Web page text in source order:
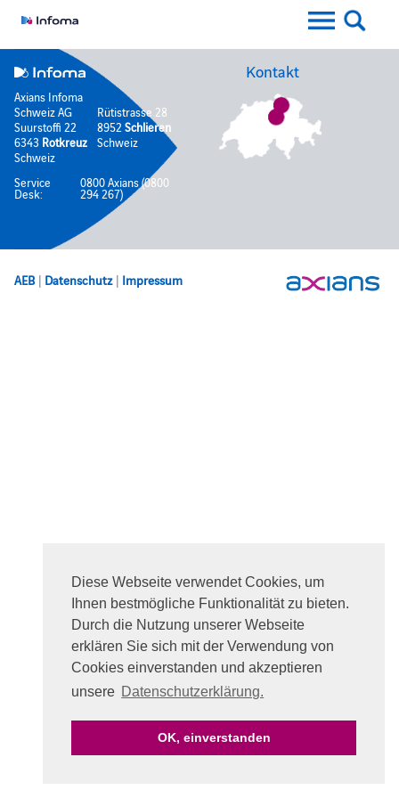
Diese Webseite verwendet Cookies, um
Ihnen bestmögliche Funktionalität zu bieten.
Durch die Nutzung unserer Webseite
erklären Sie sich mit der Verwendung von
Cookies einverstanden und akzeptieren
unsere Datenschutzerklärung.
OK, einverstanden
Axians Infoma
Schweiz AG
Suurstoffi 22
6343 Rotkreuz
Schweiz
Rütistrasse 28
8952Schlieren
Schweiz
Service
Desk:
0800 Axians (0800
294 267)
Kontakt
AEB | Datenschutz | Impressum